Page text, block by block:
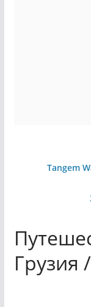
Tangem
Грузия